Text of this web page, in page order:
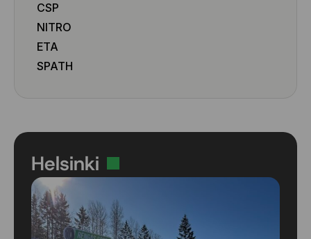
CSP
NITRO
ETA
SPATH
Helsinki